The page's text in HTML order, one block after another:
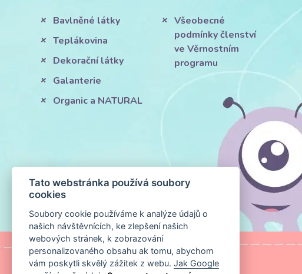
Bavlněné látky
Teplákovina
Dekorační látky
Galanterie
Organic a NATURAL
Všeobecné
podmínky členství
ve Věrnostním
programu
Tato webstránka používá soubory
cookies
Soubory cookie používáme k analýze údajů o
našich návštěvnících, ke zlepšení našich
webových stránek, k zobrazování
personalizovaného obsahu ak tomu, abychom
vám poskytli skvělý zážitek z webu. Jak Google